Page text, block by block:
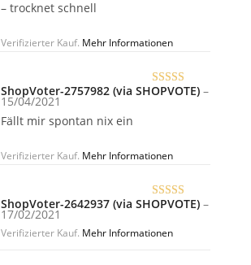
– trocknet schnell
Verifizierter Kauf. Mehr Informationen
Bewertet
ShopVoter-2757982 (via SHOPVOTE) –
15/04/2021
Fällt mir spontan nix ein
Verifizierter Kauf. Mehr Informationen
Bewertet
ShopVoter-2642937 (via SHOPVOTE) –
17/02/2021
Verifizierter Kauf. Mehr Informationen